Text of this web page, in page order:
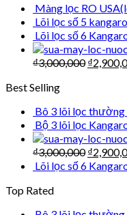
Màng lọc RO
Lõi lọc số 5
Lõi lọc số 6
₫3,000,000 ₫
Best Selling
Bô 3 lõi lọc thường
Bộ 3 lõi lọc
₫3,000,000 ₫
Lõi lọc số 6
Top Rated